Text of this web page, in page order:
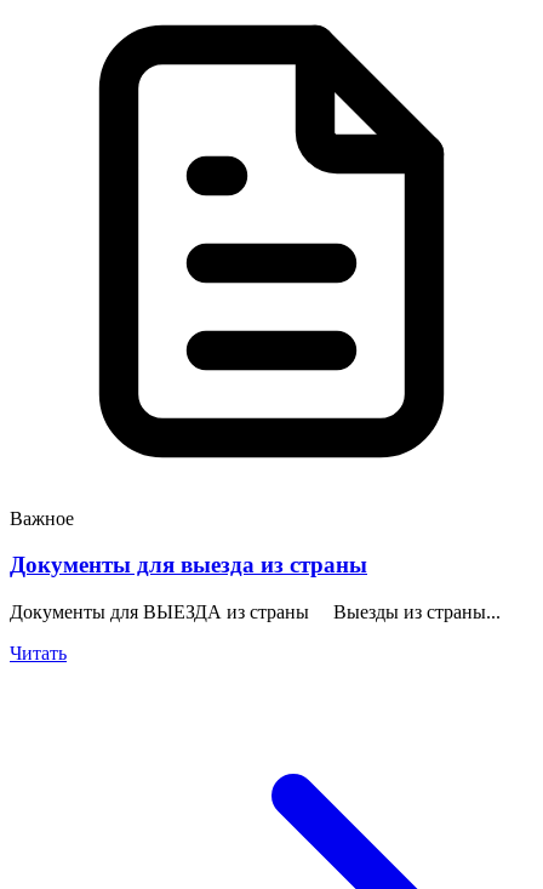
Важное
Документы для выезда из страны
Документы для ВЫЕЗДА из страны Выезды из страны...
Читать